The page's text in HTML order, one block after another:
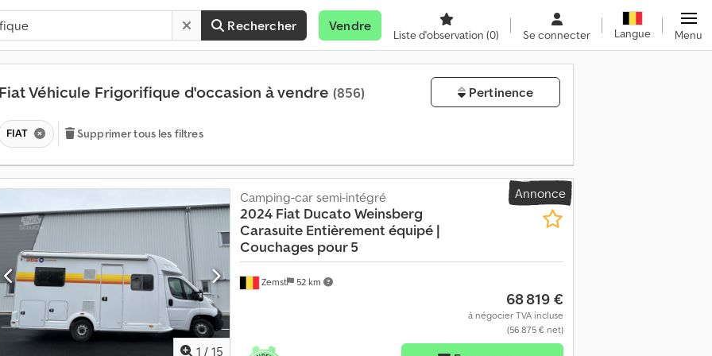
Rechercher Vendre
Liste d'observation (0) Se connecter Langue Menu
Fiat Véhicule Frigorifique d'occasion à vendre (856) Pertinence
FIAT Supprimer tous les filtres
Annonce
1 / 15
Zemst 52 km
Camping-car semi-intégré
2024 Fiat Ducato Weinsberg
Carasuite Entièrement équipé |
Couchages pour 5
68 819 €
à négocier TVA incluse
(56 875 € net)